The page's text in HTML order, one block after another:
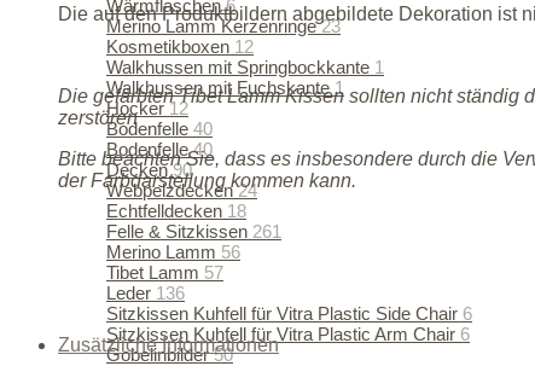
Wärmflaschen6
Merino Lamm Kerzenringe23
Kosmetikboxen 12
Walkhussen mit Springbockkante 1
Walkhussen mit Fuchskante1
Hocker12
Bodenfelle 40
Bodenfelle40
Decken90
Webpelzdecken24
Echtfelldecken 18
Felle & Sitzkissen 261
Merino Lamm 56
Tibet Lamm 57
Leder 136
Sitzkissen Kuhfell für Vitra Plastic Side Chair 6
Sitzkissen Kuhfell für Vitra Plastic Arm Chair 6
Gobelinbilder50
Die auf den Produktbildern abgebildete Dekoration ist
Die gefärbten Tibet Lamm Kissen sollten nicht ständig
zerstören
Bitte beachten Sie, dass es insbesondere durch die
der Farbdarstellung kommen kann.
Zusätzliche Informationen